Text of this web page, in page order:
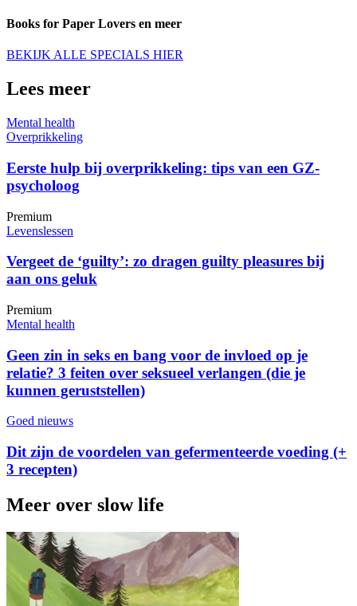
Books for Paper Lovers en meer
BEKIJK ALLE SPECIALS HIER
Lees meer
Mental health
Overprikkeling
Eerste hulp bij overprikkeling: tips van een GZ-
psycholoog
Premium
Levenslessen
Vergeet de ‘guilty’: zo dragen guilty pleasures bij
aan ons geluk
Premium
Mental health
Geen zin in seks en bang voor de invloed op je
relatie? 3 feiten over seksueel verlangen (die je
kunnen geruststellen)
Goed nieuws
Dit zijn de voordelen van gefermenteerde voeding (+
3 recepten)
Meer over slow life